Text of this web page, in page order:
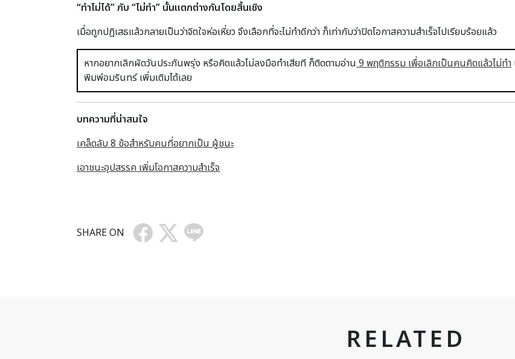
“ทำไม่ได้” กับ “ไม่ทำ” นั้นแตกต่างกันโดยสิ้นเชิง
เมื่อถูกปฏิเสธแล้วกลายเป็นว่าจิตใจห่อเหี่ยว จึงเลือกที่จะไม่ทำดีกว่า ก็เท่ากับว่าปิดโอกาสความสำเร็จไปเรียบร้อยแล้ว
หากอยากเลิกผัดวันประกันพรุ่ง หรือคิดแล้วไม่ลงมือทำเสียที ก็ติดตามอ่าน9 พฤติกรรม เพื่อเลิกเป็นคนคิดแล้วไม่ทำ
พิมพ์อมรินทร์ เพิ่มเติมได้เลย
บทความที่น่าสนใจ
เคล็ดลับ 8 ข้อสำหรับคนที่อยากเป็น ผู้ชนะ
เอาชนะอุปสรรค เพิ่มโอกาสความสำเร็จ
SHARE ON
RELATED